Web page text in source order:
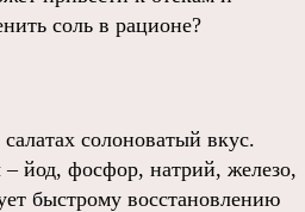
соль в рационе?
солоноватый вкус.
йод, фосфор, натрий, железо,
быстрому восстановлению